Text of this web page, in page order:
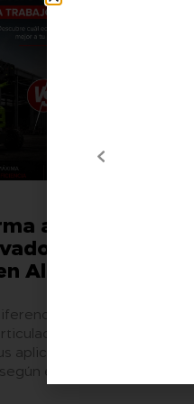
articulada vs
Guía
Altura
entre
y tijeras
aplicaciones, beneficios
el tipo de trabajo